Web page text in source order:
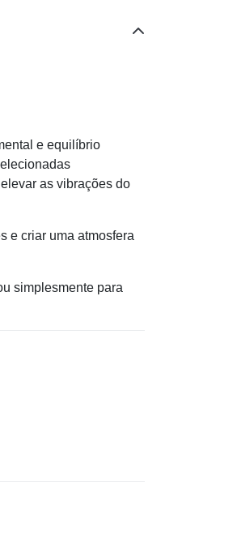
e equilíbrio
as vibrações do
e criar uma atmosfera
simplesmente para